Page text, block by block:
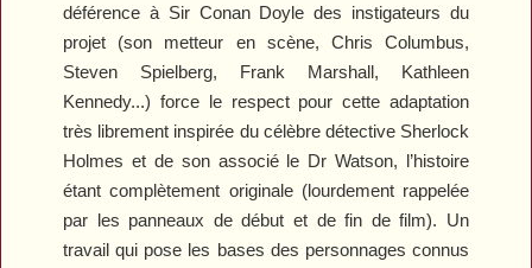
déférence à Sir Conan Doyle des instigateurs du
projet (son metteur en scène, Chris Columbus,
Steven Spielberg, Frank Marshall, Kathleen
Kennedy...) force le respect pour cette adaptation
très librement inspirée du célèbre détective Sherlock
Holmes et de son associé le Dr Watson, l’histoire
étant complètement originale (lourdement rappelée
par les panneaux de début et de fin de film). Un
travail qui pose les bases des personnages connus